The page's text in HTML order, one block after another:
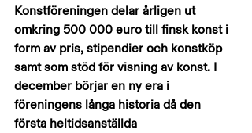
Konstföreningen delar årligen ut
omkring 500 000 euro till finsk konst i
form av pris, stipendier och konstköp
samt som stöd för visning av konst. I
december börjar en ny era i
föreningens långa historia då den
första heltidsanställda